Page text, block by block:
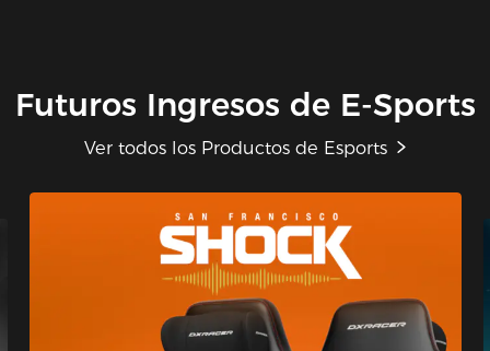
Futuros Ingresos de E-Sports
Ver todos los Productos de Esports